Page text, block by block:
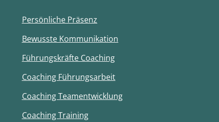
Persönliche Präsenz
Bewusste Kommunikation
Führungskräfte Coaching
Coaching Führungsarbeit
Coaching Teamentwicklung
Coaching Training